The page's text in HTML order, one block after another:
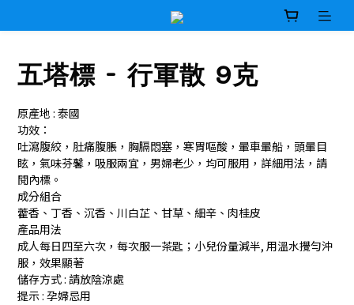
五塔標 - 行軍散 9克
原產地 : 泰國
功效：
吐瀉腹絞，肚痛腹脹，胸膈悶塞，寒胃嘔酸，暈車暈船，頭暈目
眩，氣味芬馨，吸服兩宜，男婦老少，均可服用，詳細用法，請
閱內標。
成分組合
藿香、丁香、沉香、川白芷、甘草、細辛、肉桂皮
產品用法
成人每日四至六次，每次服一茶匙；小兒份量減半, 用溫水攪勻沖
服，效果顯著
儲存方式 : 請放陰涼處
提示 : 孕婦忌用